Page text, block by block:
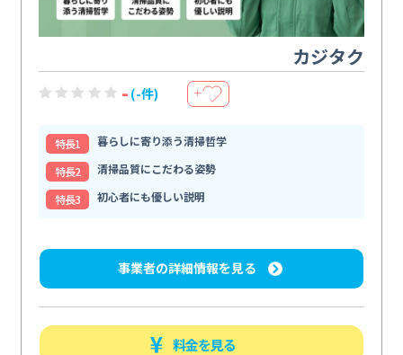
カジタク
- (-件) ＋
特⻑1
暮らしに寄り添う清掃哲学
特⻑2
清掃品質にこだわる姿勢
特⻑3
初心者にも優しい説明
事業者の詳細情報を見る
料金を見る